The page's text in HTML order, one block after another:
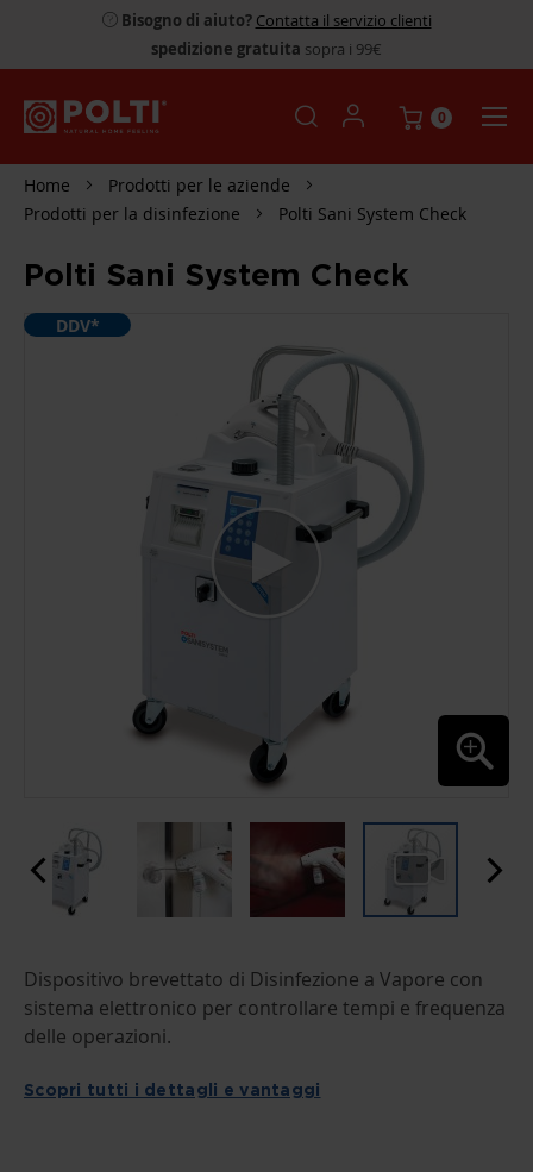
Bisogno di aiuto? Contatta il servizio clienti
spedizione gratuita sopra i 99€
0
Home
Prodotti per le aziende
Prodotti per la disinfezione
Polti Sani System Check
Polti Sani System Check
SKIPDDV*
TO
THE
BEGINNING
OF
GALLERY
Dispositivo brevettato di Disinfezione a Vapore con
sistema elettronico per controllare tempi e frequenza
delle operazioni.
Scopri tutti i dettagli e vantaggi